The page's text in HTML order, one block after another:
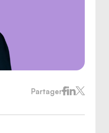
Partager